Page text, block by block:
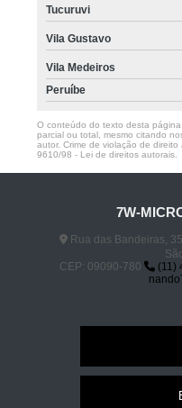
Tucuruvi
Vila Gustavo
Vila Medeiros
Peruíbe
O conteúdo do texto desta
parcial ou total, mesmo citando
autor. Crime de violação de
9610/98 - Lei de direitos autorais
7W-
Rua das Bandeiras,
CEP: 09090-780
(11)